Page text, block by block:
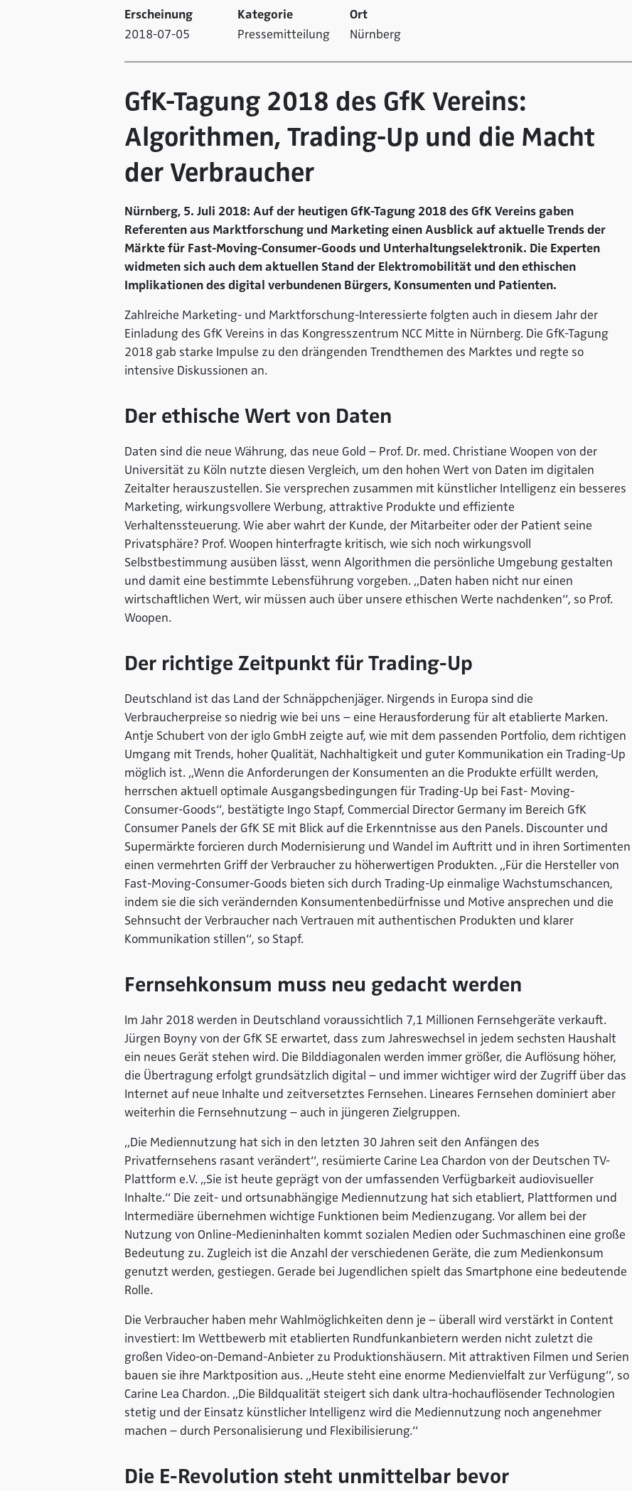
Erscheinung
2018-07-05
Kategorie
Pressemitteilung
Ort
Nürnberg
GfK-Tagung 2018 des GfK Vereins:
Algorithmen, Trading-Up und die Macht
der Verbraucher
Nürnberg, 5. Juli 2018: Auf der heutigen GfK-Tagung 2018 des GfK Vereins gaben
Referenten aus Marktforschung und Marketing einen Ausblick auf aktuelle Trends der
Märkte für Fast-Moving-Consumer-Goods und Unterhaltungselektronik. Die Experten
widmeten sich auch dem aktuellen Stand der Elektromobilität und den ethischen
Implikationen des digital verbundenen Bürgers, Konsumenten und Patienten.
Zahlreiche Marketing- und Marktforschung-Interessierte folgten auch in diesem Jahr der
Einladung des GfK Vereins in das Kongresszentrum NCC Mitte in Nürnberg. Die GfK-Tagung
2018 gab starke Impulse zu den drängenden Trendthemen des Marktes und regte so
intensive Diskussionen an.
Der ethische Wert von Daten
Daten sind die neue Währung, das neue Gold – Prof. Dr. med. Christiane Woopen von der
Universität zu Köln nutzte diesen Vergleich, um den hohen Wert von Daten im digitalen
Zeitalter herauszustellen. Sie versprechen zusammen mit künstlicher Intelligenz ein besseres
Marketing, wirkungsvollere Werbung, attraktive Produkte und effiziente
Verhaltenssteuerung. Wie aber wahrt der Kunde, der Mitarbeiter oder der Patient seine
Privatsphäre? Prof. Woopen hinterfragte kritisch, wie sich noch wirkungsvoll
Selbstbestimmung ausüben lässt, wenn Algorithmen die persönliche Umgebung gestalten
und damit eine bestimmte Lebensführung vorgeben. „Daten haben nicht nur einen
wirtschaftlichen Wert, wir müssen auch über unsere ethischen Werte nachdenken“, so Prof.
Woopen.
Der richtige Zeitpunkt für Trading-Up
Deutschland ist das Land der Schnäppchenjäger. Nirgends in Europa sind die
Verbraucherpreise so niedrig wie bei uns – eine Herausforderung für alt etablierte Marken.
Antje Schubert von der iglo GmbH zeigte auf, wie mit dem passenden Portfolio, dem richtigen
Umgang mit Trends, hoher Qualität, Nachhaltigkeit und guter Kommunikation ein Trading-Up
möglich ist. „Wenn die Anforderungen der Konsumenten an die Produkte erfüllt werden,
herrschen aktuell optimale Ausgangsbedingungen für Trading-Up bei Fast- Moving-
Consumer-Goods“, bestätigte Ingo Stapf, Commercial Director Germany im Bereich GfK
Consumer Panels der GfK SE mit Blick auf die Erkenntnisse aus den Panels. Discounter und
Supermärkte forcieren durch Modernisierung und Wandel im Auftritt und in ihren Sortimenten
einen vermehrten Griff der Verbraucher zu höherwertigen Produkten. „Für die Hersteller von
Fast-Moving-Consumer-Goods bieten sich durch Trading-Up einmalige Wachstumschancen,
indem sie die sich verändernden Konsumentenbedürfnisse und Motive ansprechen und die
Sehnsucht der Verbraucher nach Vertrauen mit authentischen Produkten und klarer
Kommunikation stillen“, so Stapf.
Fernsehkonsum muss neu gedacht werden
Im Jahr 2018 werden in Deutschland voraussichtlich 7,1 Millionen Fernsehgeräte verkauft.
Jürgen Boyny von der GfK SE erwartet, dass zum Jahreswechsel in jedem sechsten Haushalt
ein neues Gerät stehen wird. Die Bilddiagonalen werden immer größer, die Auflösung höher,
die Übertragung erfolgt grundsätzlich digital – und immer wichtiger wird der Zugriff über das
Internet auf neue Inhalte und zeitversetztes Fernsehen. Lineares Fernsehen dominiert aber
weiterhin die Fernsehnutzung – auch in jüngeren Zielgruppen.
„Die Mediennutzung hat sich in den letzten 30 Jahren seit den Anfängen des
Privatfernsehens rasant verändert“, resümierte Carine Lea Chardon von der Deutschen TV-
Plattform e.V. „Sie ist heute geprägt von der umfassenden Verfügbarkeit audiovisueller
Inhalte.“ Die zeit- und ortsunabhängige Mediennutzung hat sich etabliert, Plattformen und
Intermediäre übernehmen wichtige Funktionen beim Medienzugang. Vor allem bei der
Nutzung von Online-Medieninhalten kommt sozialen Medien oder Suchmaschinen eine große
Bedeutung zu. Zugleich ist die Anzahl der verschiedenen Geräte, die zum Medienkonsum
genutzt werden, gestiegen. Gerade bei Jugendlichen spielt das Smartphone eine bedeutende
Rolle.
Die Verbraucher haben mehr Wahlmöglichkeiten denn je – überall wird verstärkt in Content
investiert: Im Wettbewerb mit etablierten Rundfunkanbietern werden nicht zuletzt die
großen Video-on-Demand-Anbieter zu Produktionshäusern. Mit attraktiven Filmen und Serien
bauen sie ihre Marktposition aus. „Heute steht eine enorme Medienvielfalt zur Verfügung“, so
Carine Lea Chardon. „Die Bildqualität steigert sich dank ultra-hochauflösender Technologien
stetig und der Einsatz künstlicher Intelligenz wird die Mediennutzung noch angenehmer
machen – durch Personalisierung und Flexibilisierung.“
Die E-Revolution steht unmittelbar bevor